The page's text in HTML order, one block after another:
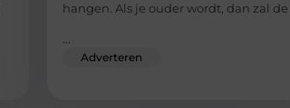
hangen. Als je ouder wordt, dan zal de
Adverteren